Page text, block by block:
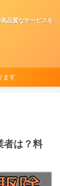
品質なサービスを
ます
者は？料